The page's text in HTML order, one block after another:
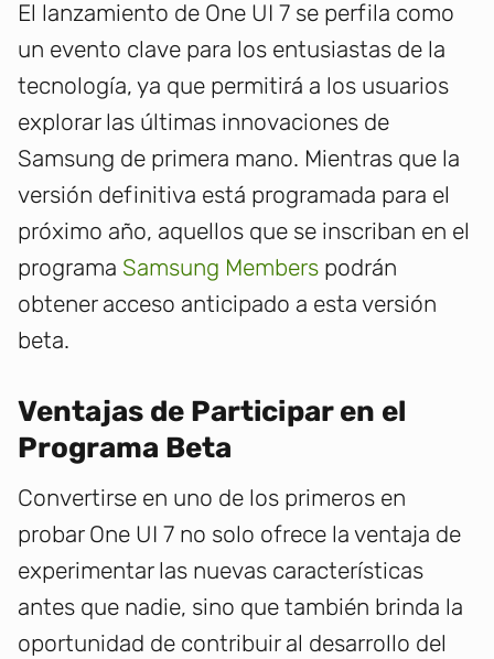
El lanzamiento de One UI 7 se perfila como
un evento clave para los entusiastas de la
tecnología, ya que permitirá a los usuarios
explorar las últimas innovaciones de
Samsung de primera mano. Mientras que la
versión definitiva está programada para el
próximo año, aquellos que se inscriban en el
programa Samsung Members podrán
obtener acceso anticipado a esta versión
beta.
Ventajas de Participar en el
Programa Beta
Convertirse en uno de los primeros en
probar One UI 7 no solo ofrece la ventaja de
experimentar las nuevas características
antes que nadie, sino que también brinda la
oportunidad de contribuir al desarrollo del